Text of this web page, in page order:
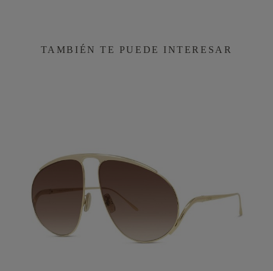
TAMBIÉN TE PUEDE INTERESAR